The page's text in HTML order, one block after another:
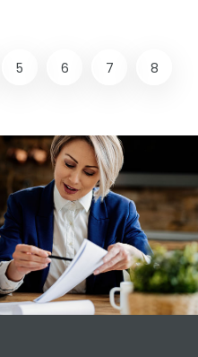
5 6 7 8